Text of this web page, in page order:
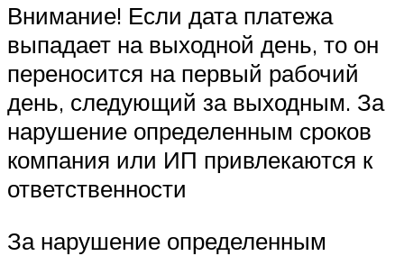
Внимание! Если дата платежа
выпадает на выходной день, то он
переносится на первый рабочий
день, следующий за выходным. За
нарушение определенным сроков
компания или ИП привлекаются к
ответственности
За нарушение определенным